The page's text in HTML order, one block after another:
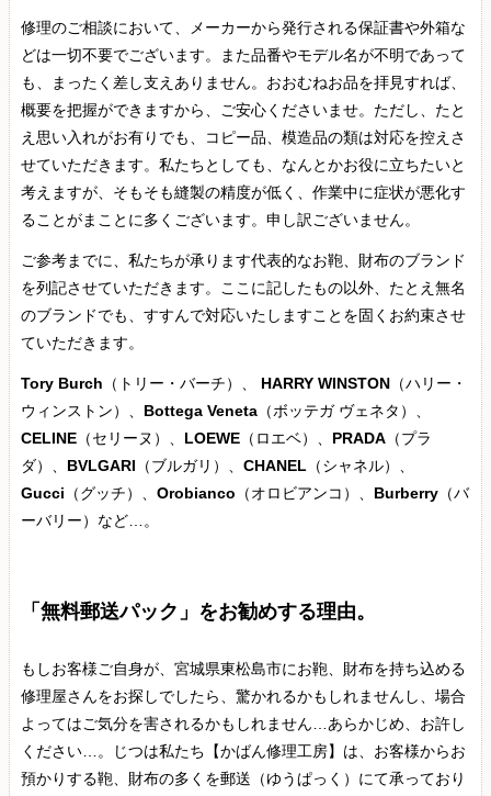
修理のご相談において、メーカーから発行される保証書や外箱な
どは一切不要でございます。また品番やモデル名が不明であって
も、まったく差し支えありません。おおむねお品を拝見すれば、
概要を把握ができますから、ご安心くださいませ。ただし、たと
え思い入れがお有りでも、コピー品、模造品の類は対応を控えさ
せていただきます。私たちとしても、なんとかお役に立ちたいと
考えますが、そもそも縫製の精度が低く、作業中に症状が悪化す
ることがまことに多くございます。申し訳ございません。
ご参考までに、私たちが承ります代表的なお鞄、財布のブランド
を列記させていただきます。ここに記したもの以外、たとえ無名
のブランドでも、すすんで対応いたしますことを固くお約束させ
ていただきます。
Tory Burch （トリー・バーチ）、 HARRY WINSTON（ハリー・
ウィンストン）、 Bottega Veneta（ボッテガ ヴェネタ）、
CELINE（セリーヌ）、 LOEWE（ロエベ）、 PRADA（プラ
ダ）、 BVLGARI （ブルガリ）、 CHANEL （シャネル）、
Gucci （グッチ）、 Orobianco （オロビアンコ）、 Burberry（バ
ーバリー）など…。
「無料郵送パック」をお勧めする理由。
もしお客様ご自身が、宮城県東松島市にお鞄、財布を持ち込める
修理屋さんをお探しでしたら、驚かれるかもしれませんし、場合
よってはご気分を害されるかもしれません…あらかじめ、お許し
ください…。じつは私たち【かばん修理工房】は、お客様からお
預かりする鞄、財布の多くを郵送（ゆうぱっく）にて承っており